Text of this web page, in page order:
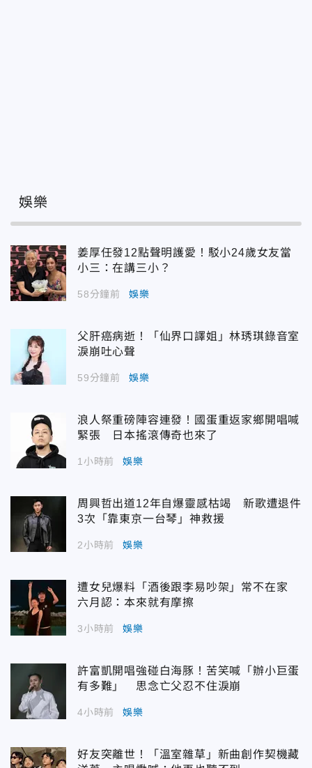
娛樂
姜厚任發12點聲明護愛！駁小24歲女友當
小三：在講三小？
58分鐘前 娛樂
父肝癌病逝！「仙界口譯姐」林琇琪錄音室
淚崩吐心聲
59分鐘前 娛樂
浪人祭重磅陣容連發！國蛋重返家鄉開唱喊
緊張 日本搖滾傳奇也來了
1小時前 娛樂
周興哲出道12年自爆靈感枯竭 新歌遭退件
3次「靠東京一台琴」神救援
2小時前 娛樂
遭女兒爆料「酒後跟李易吵架」常不在家
六月認：本來就有摩擦
3小時前 娛樂
許富凱開唱強碰白海豚！苦笑喊「辦小巨蛋
有多難」 思念亡父忍不住淚崩
4小時前 娛樂
好友突離世！「溫室雜草」新曲創作契機藏